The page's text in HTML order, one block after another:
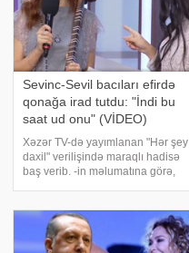
Sevinc-Sevil bacıları efirdə
qonağa irad tutdu: "İndi bu
saat ud onu" (VİDEO)
Xəzər TV-də yayımlanan "Hər şey
daxil" verilişində maraqlı hadisə
baş verib. -in məlumatına görə,
Humay Qədimova qonaq olub.
Tarzənin efir